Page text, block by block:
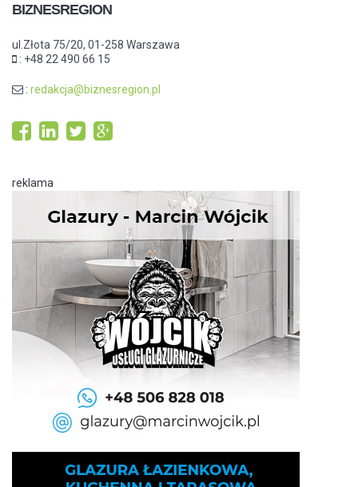
BIZNESREGION
ul.Złota 75/20, 01-258 Warszawa
: +48 22 490 66 15
: redakcja@biznesregion.pl
reklama